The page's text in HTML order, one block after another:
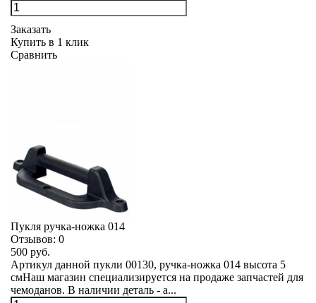
Заказать
Купить в 1 клик
Сравнить
Пукля ручка-ножка 014
Отзывов: 0
500 руб.
Артикул данной пукли 00130, ручка-ножка 014 высота 5
смНаш магазин специализируется на продаже запчастей для
чемоданов. В наличии деталь - а...